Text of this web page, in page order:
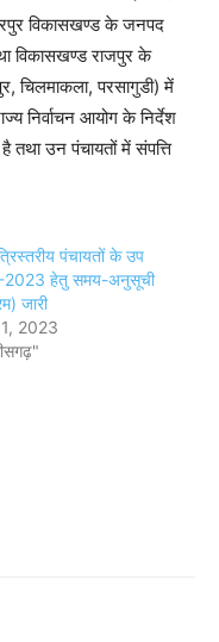
विकासखण्ड के जनपद
विकासखण्ड राजपुर के
चिलमाकला, परसागुडी) में
निर्वाचन आयोग के निर्देश
तथा उन पंचायतों में संपत्ति
पंचायतों के उप
2023 हेतु समय-अनुसूची
जारी
2023